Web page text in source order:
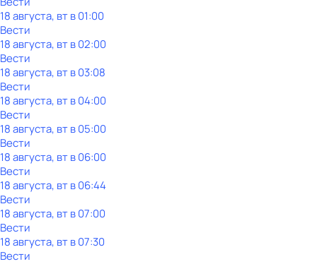
18 августа, вт в 01:00
Вести
18 августа, вт в 02:00
Вести
18 августа, вт в 03:08
Вести
18 августа, вт в 04:00
Вести
18 августа, вт в 05:00
Вести
18 августа, вт в 06:00
Вести
18 августа, вт в 06:44
Вести
18 августа, вт в 07:00
Вести
18 августа, вт в 07:30
Вести